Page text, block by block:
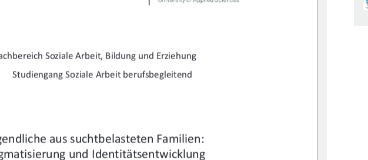
Soziale Arbeit, Bildung und Erziehung
Studiengang Soziale Arbeit berufsbegleitend
aus suchtbelasteten Familien:
und Identitätsentwicklung